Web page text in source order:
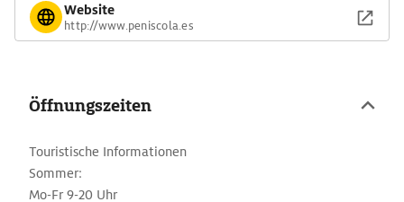
Website
http://www.peniscola.es
Öffnungszeiten
Touristische Informationen
Sommer:
Mo-Fr 9-20 Uhr